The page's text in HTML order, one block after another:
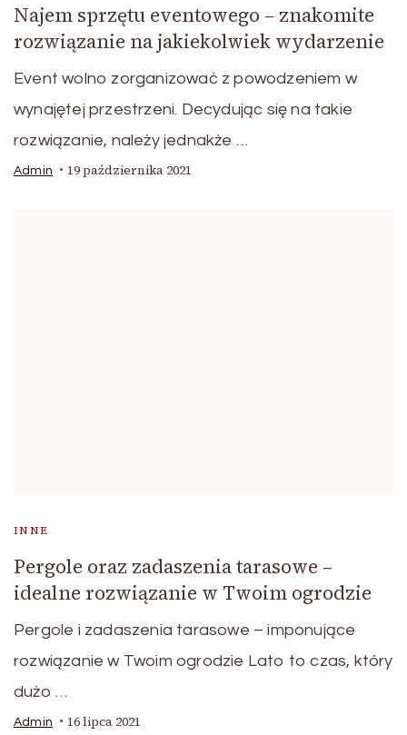
Najem sprzętu eventowego – znakomite
rozwiązanie na jakiekolwiek wydarzenie
Event wolno zorganizować z powodzeniem w
wynajętej przestrzeni. Decydując się na takie
rozwiązanie, należy jednakże …
Admin 19 października 2021
INNE
Pergole oraz zadaszenia tarasowe –
idealne rozwiązanie w Twoim ogrodzie
Pergole i zadaszenia tarasowe – imponujące
rozwiązanie w Twoim ogrodzie Lato to czas, który
dużo …
Admin 16 lipca 2021